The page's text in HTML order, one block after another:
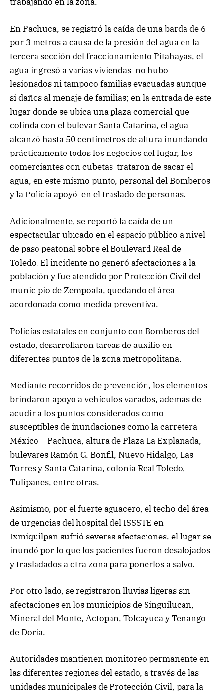
En Pachuca, se registró la caída de una barda de 6
por 3 metros a causa de la presión del agua en la
tercera sección del fraccionamiento Pitahayas, el
agua ingresó a varias viviendas no hubo
lesionados ni tampoco familias evacuadas aunque
si daños al menaje de familias; en la entrada de este
lugar donde se ubica una plaza comercial que
colinda con el bulevar Santa Catarina, el agua
alcanzó hasta 50 centímetros de altura inundando
prácticamente todos los negocios del lugar, los
comerciantes con cubetas trataron de sacar el
agua, en este mismo punto, personal del Bomberos
y la Policía apoyó en el traslado de personas.
Adicionalmente, se reportó la caída de un
espectacular ubicado en el espacio público a nivel
de paso peatonal sobre el Boulevard Real de
Toledo. El incidente no generó afectaciones a la
población y fue atendido por Protección Civil del
municipio de Zempoala, quedando el área
acordonada como medida preventiva.
Policías estatales en conjunto con Bomberos del
estado, desarrollaron tareas de auxilio en
diferentes puntos de la zona metropolitana.
Mediante recorridos de prevención, los elementos
brindaron apoyo a vehículos varados, además de
acudir a los puntos considerados como
susceptibles de inundaciones como la carretera
México – Pachuca, altura de Plaza La Explanada,
bulevares Ramón G. Bonfil, Nuevo Hidalgo, Las
Torres y Santa Catarina, colonia Real Toledo,
Tulipanes, entre otras.
Asimismo, por el fuerte aguacero, el techo del área
de urgencias del hospital del ISSSTE en
Ixmiquilpan sufrió severas afectaciones, el lugar se
inundó por lo que los pacientes fueron desalojados
y trasladados a otra zona para ponerlos a salvo.
Por otro lado, se registraron lluvias ligeras sin
afectaciones en los municipios de Singuilucan,
Mineral del Monte, Actopan, Tolcayuca y Tenango
de Doria.
Autoridades mantienen monitoreo permanente en
las diferentes regiones del estado, a través de las
unidades municipales de Protección Civil, para la